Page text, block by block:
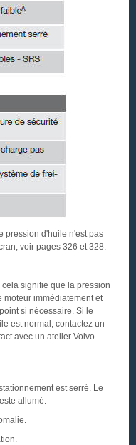
pression d'huile n'est pas
voir pages 326 et 328.
signifie que la pression
moteur immédiatement et
si nécessaire. Si le
est normal, contactez un
avec un atelier Volvo
est serré. Le
allumé.